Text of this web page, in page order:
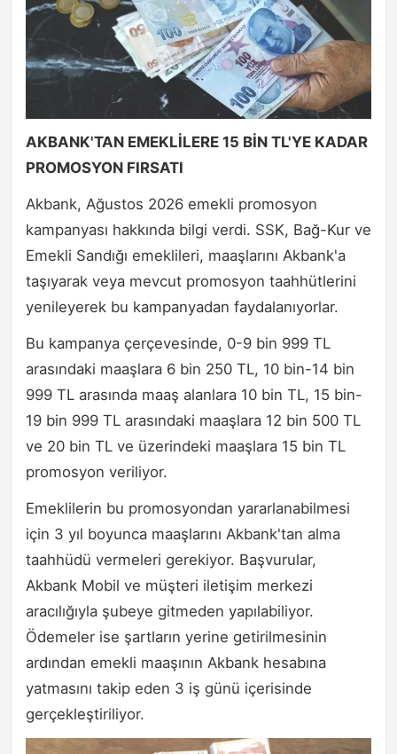
AKBANK'TAN EMEKLİLERE 15 BİN TL'YE KADAR
PROMOSYON FIRSATI
Akbank, Ağustos 2026 emekli promosyon
kampanyası hakkında bilgi verdi. SSK, Bağ-Kur ve
Emekli Sandığı emeklileri, maaşlarını Akbank'a
taşıyarak veya mevcut promosyon taahhütlerini
yenileyerek bu kampanyadan faydalanıyorlar.
Bu kampanya çerçevesinde, 0-9 bin 999 TL
arasındaki maaşlara 6 bin 250 TL, 10 bin-14 bin
999 TL arasında maaş alanlara 10 bin TL, 15 bin-
19 bin 999 TL arasındaki maaşlara 12 bin 500 TL
ve 20 bin TL ve üzerindeki maaşlara 15 bin TL
promosyon veriliyor.
Emeklilerin bu promosyondan yararlanabilmesi
için 3 yıl boyunca maaşlarını Akbank'tan alma
taahhüdü vermeleri gerekiyor. Başvurular,
Akbank Mobil ve müşteri iletişim merkezi
aracılığıyla şubeye gitmeden yapılabiliyor.
Ödemeler ise şartların yerine getirilmesinin
ardından emekli maaşının Akbank hesabına
yatmasını takip eden 3 iş günü içerisinde
gerçekleştiriliyor.